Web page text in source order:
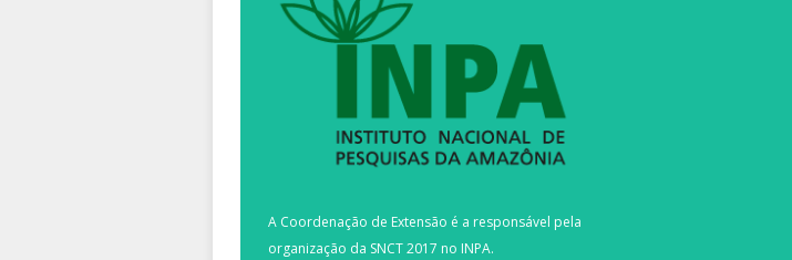
A Coordenação de Extensão é a responsável pela
organização da SNCT 2017 no INPA.